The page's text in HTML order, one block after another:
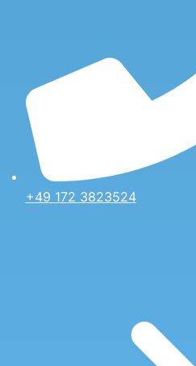
+49 172 3823524